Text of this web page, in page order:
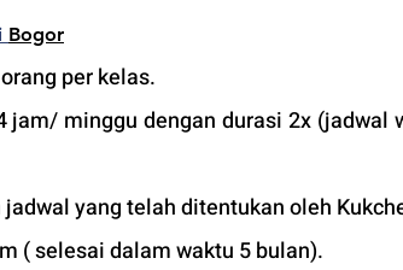
Bogor
per kelas.
jam/ minggu dengan durasi 2x (jadwal
yang telah ditentukan oleh
( selesai dalam waktu 5 bulan).